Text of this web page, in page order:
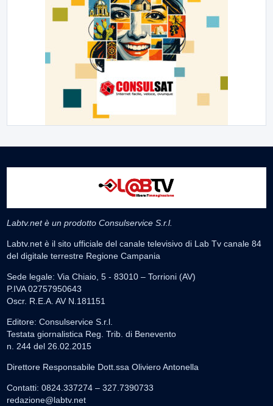
Labtv.net è un prodotto Consulservice S.r.l.
Labtv.net è il sito ufficiale del canale televisivo di Lab Tv canale 84
del digitale terrestre Regione Campania
Sede legale: Via Chiaio, 5 - 83010 – Torrioni (AV)
P.IVA 02757950643
Oscr. R.E.A. AV N.181151
Editore: Consulservice S.r.l.
Testata giornalistica Reg. Trib. di Benevento
n. 244 del 26.02.2015
Direttore Responsabile Dott.ssa Oliviero Antonella
Contatti: 0824.337274 – 327.7390733
redazione@labtv.net